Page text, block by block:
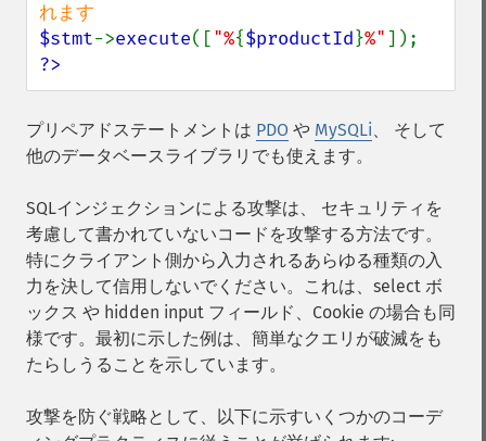
$stmt->execute(["%{$productId}%"
?>
プリペアドステートメントは PDO や MySQLi、 そして
他のデータベースライブラリでも使えます。
SQLインジェクションによる攻撃は、 セキュリティを
考慮して書かれていないコードを攻撃する方法です。
特にクライアント側から入力されるあらゆる種類の入
力を決して信用しないでください。これは、select ボ
ックス や hidden input フィールド、Cookie の場合も同
様です。最初に示した例は、簡単なクエリが破滅をも
たらしうることを示しています。
攻撃を防ぐ戦略として、以下に示すいくつかのコーデ